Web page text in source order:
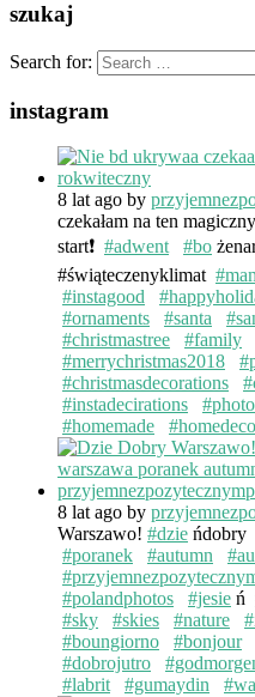
szukaj
Search for:
instagram
8 lat ago by
czekałam na ten
start❗️ #adwent #bo
#świąteczenyklimat
#instagood
#ornaments
#santa
#christmastree
#family
#merrychristmas2018
#christmasdecorations
#instadecirations
#homemade
8 lat ago by
Warszawo! #dzie ńdobry
#poranek
#autumn
#polandphotos
#jesie ń
#sky
#skies #nature
#boungiorno
#bonjour
#dobrojutro
#labrit
#gumaydin